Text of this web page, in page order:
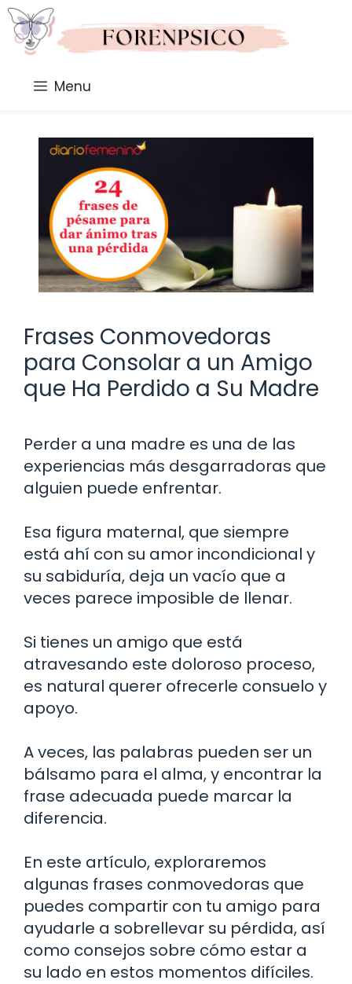
Saltar
al
contenido
Menu
Frases Conmovedoras
para Consolar a un Amigo
que Ha Perdido a Su Madre
Perder a una madre es una de las
experiencias más desgarradoras que
alguien puede enfrentar.
Esa figura maternal, que siempre
está ahí con su amor incondicional y
su sabiduría, deja un vacío que a
veces parece imposible de llenar.
Si tienes un amigo que está
atravesando este doloroso proceso,
es natural querer ofrecerle consuelo y
apoyo.
A veces, las palabras pueden ser un
bálsamo para el alma, y encontrar la
frase adecuada puede marcar la
diferencia.
En este artículo, exploraremos
algunas frases conmovedoras que
puedes compartir con tu amigo para
ayudarle a sobrellevar su pérdida, así
como consejos sobre cómo estar a
su lado en estos momentos difíciles.